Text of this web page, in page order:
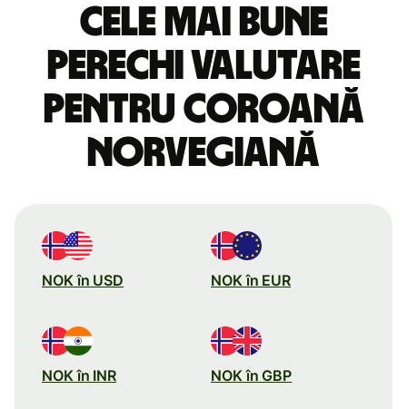
Cele mai bune
perechi valutare
pentru coroană
norvegiană
NOK în USD NOK în EUR
NOK în INR NOK în GBP